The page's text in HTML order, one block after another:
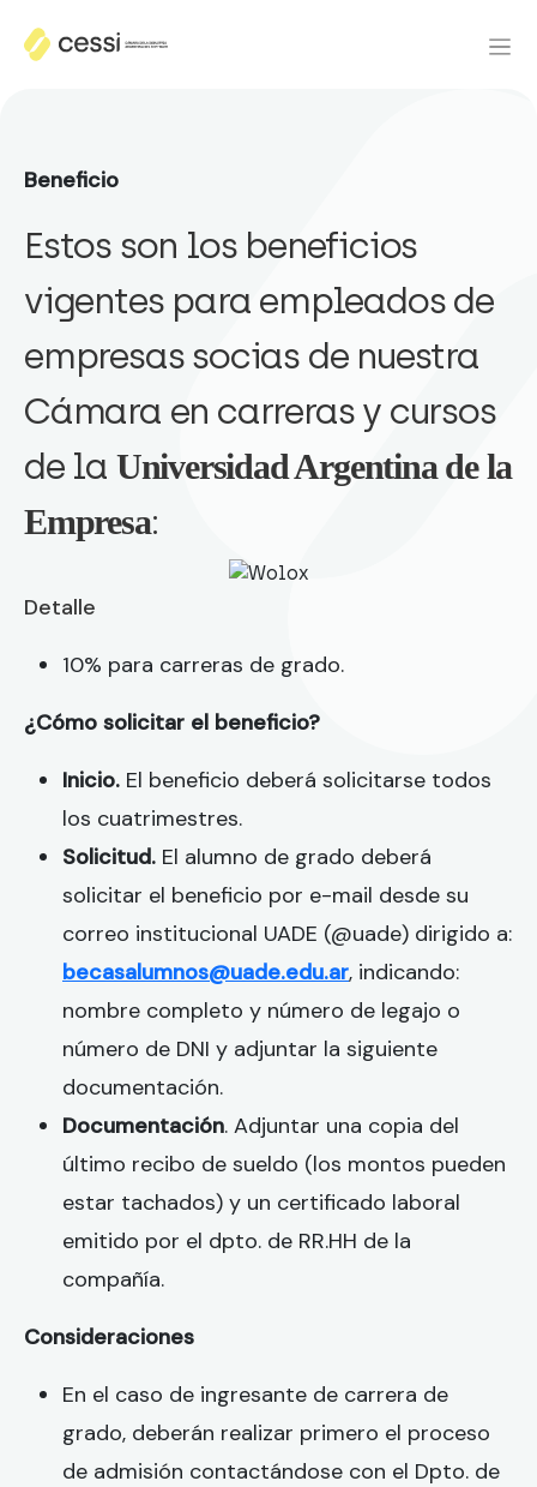
Beneficio
Estos son los beneficios
vigentes para empleados de
empresas socias de nuestra
Cámara en carreras y cursos
de la Universidad Argentina de la
Empresa:
Detalle
10% para carreras de grado.
¿Cómo solicitar el beneficio?
Inicio. El beneficio deberá solicitarse todos
los cuatrimestres.
Solicitud. El alumno de grado deberá
solicitar el beneficio por e-mail desde su
correo institucional UADE (@uade) dirigido a:
becasalumnos@uade.edu.ar, indicando:
nombre completo y número de legajo o
número de DNI y adjuntar la siguiente
documentación.
Documentación. Adjuntar una copia del
último recibo de sueldo (los montos pueden
estar tachados) y un certificado laboral
emitido por el dpto. de RR.HH de la
compañía.
Consideraciones
En el caso de ingresante de carrera de
grado, deberán realizar primero el proceso
de admisión contactándose con el Dpto. de